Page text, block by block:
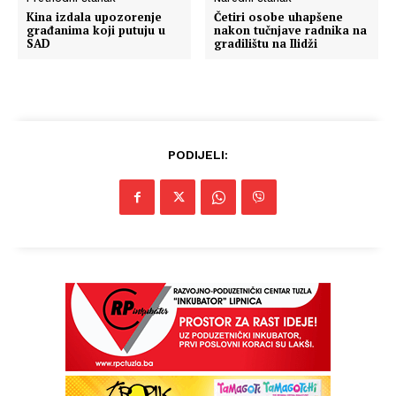
Kina izdala upozorenje
građanima koji putuju u
SAD
Četiri osobe uhapšene
nakon tučnjave radnika na
gradilištu na Ilidži
PODIJELI: